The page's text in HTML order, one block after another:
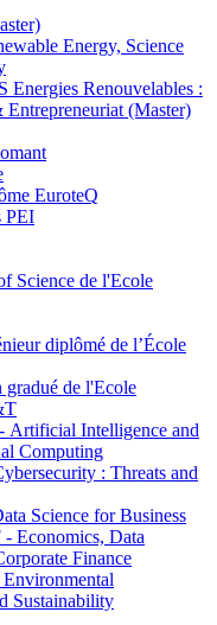
Energy, Science
Energies Renouvelables :
Entrepreneuriat (Master)
EuroteQ
PEI
Science de l'Ecole
diplômé de l’École
de l'Ecole
Intelligence and
Computing
: Threats and
Science for Business
Economics, Data
Finance
Sustainability